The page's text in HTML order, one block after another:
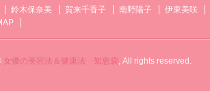
鈴木保奈美 賀来千香子 南野陽子 伊東美咲
女優の美容法＆健康法 知恵袋, All rights reserved.